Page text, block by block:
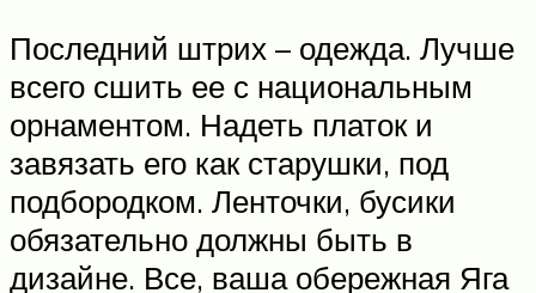
Последний штрих – одежда. Лучше
всего сшить ее с национальным
орнаментом. Надеть платок и
завязать его как старушки, под
подбородком. Ленточки, бусики
обязательно должны быть в
дизайне. Все, ваша обережная Яга